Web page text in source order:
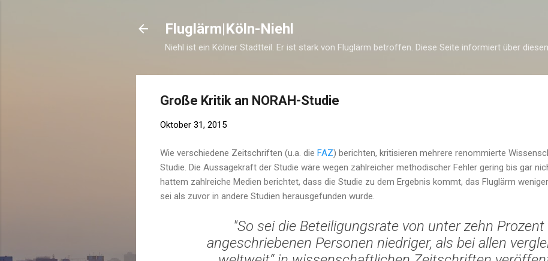
Fluglärm|Köln-Niehl
Niehl ist ein Kölner Stadtteil. Er ist stark von Fluglärm betroffen. Diese Seite informiert über
Große Kritik an NORAH-Studie
Oktober 31, 2015
Wie verschiedene Zeitschriften (u.a. die FAZ) berichten, kritisieren mehrere renommierte
Studie. Die Aussagekraft der Studie wäre wegen zahlreicher methodischer Fehler gering bis gar
hattem zahlreiche Medien berichtet, dass die Studie zu dem Ergebnis kommt, das Fluglärm
sei als zuvor in andere Studien herausgefunden wurde.
"So sei die Beteiligungsrate von unter zehn Prozent
angeschriebenen Personen niedriger, als bei allen